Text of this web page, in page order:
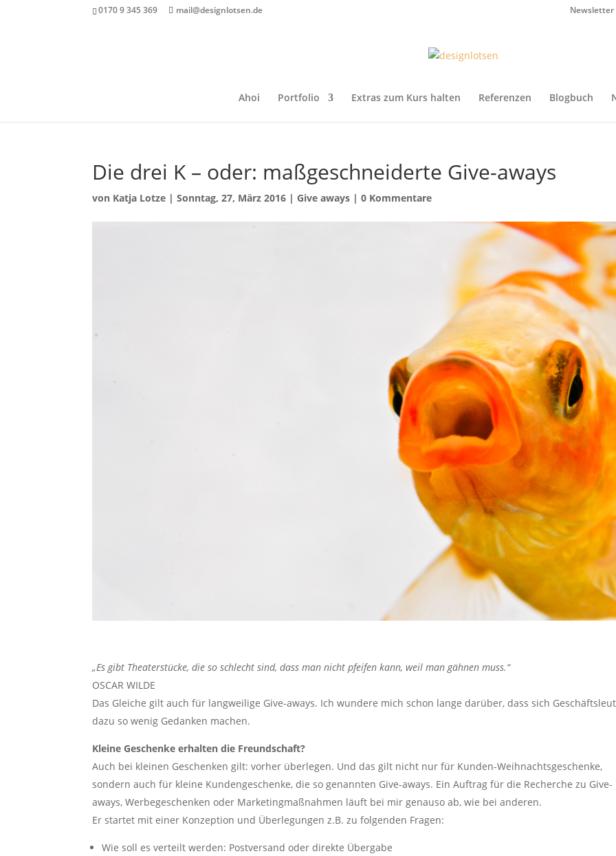
0170 9 345 369 mail@designlotsen.de Newsletter
Ahoi Portfolio Extras zum Kurs halten Referenzen Blogbuch
Die drei K – oder: maßgeschneiderte Give-aways
von Katja Lotze |Sonntag, 27, März 2016 |Give aways |0 Kommentare
„Es gibt Theaterstücke, die so schlecht sind, dass man nicht pfeifen kann, weil man gähnen muss.“
OSCAR WILDE
Das Gleiche gilt auch für langweilige Give-aways. Ich wundere mich schon lange darüber, dass sich
dazu so wenig Gedanken machen.
Kleine Geschenke erhalten die Freundschaft?
Auch bei kleinen Geschenken gilt: vorher überlegen. Und das gilt nicht nur für Kunden-Weihnachtsgeschenke,
sondern auch für kleine Kundengeschenke, die so genannten Give-aways. Ein Auftrag für die Recherche zu Give-
aways, Werbegeschenken oder Marketingmaßnahmen läuft bei mir genauso ab, wie bei anderen.
Er startet mit einer Konzeption und Überlegungen z.B. zu folgenden Fragen:
Wie soll es verteilt werden: Postversand oder direkte Übergabe